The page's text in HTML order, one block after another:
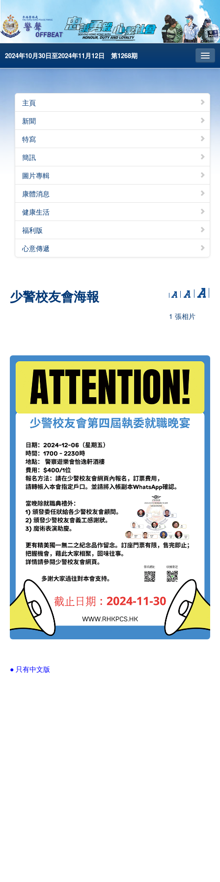
2024年10月30日至2024年11月12日 第1268期
昔日警聲
警務處主頁
简体版
English
電子書版
警聲特刊
主頁
新聞
特寫
簡訊
圖片專輯
康體消息
健康生活
福利版
心意傳遞
少警校友會海報
1 張相片
● 只有中文版